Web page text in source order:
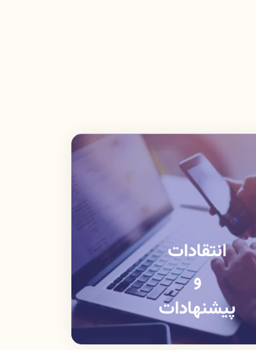
انتقادات
و
پیشنهادات